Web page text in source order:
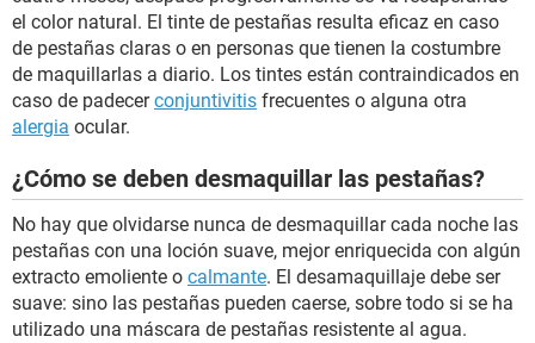
el color natural. El tinte de pestañas resulta eficaz en caso
de pestañas claras o en personas que tienen la costumbre
de maquillarlas a diario. Los tintes están contraindicados en
caso de padecerconjuntivitis frecuentes o alguna otra
alergia ocular.
¿Cómo se deben desmaquillar las pestañas?
No hay que olvidarse nunca de desmaquillar cada noche las
pestañas con una loción suave, mejor enriquecida con algún
extracto emoliente o calmante. El desamaquillaje debe ser
suave: sino las pestañas pueden caerse, sobre todo si se ha
utilizado una máscara de pestañas resistente al agua.